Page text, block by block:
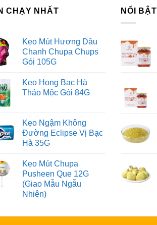
CHẠY NHẤT
Kẹo Mút Hương Dâu
Chanh Chupa Chups
Gói 105G
Kẹo Họng Bạc Hà
Thảo Mộc Gói 84G
Kẹo Ngậm Không
Đường Eclipse Vị Bạc
Hà 35G
Kẹo Mút Chupa
Pusheen Que 12G
(Giao Mẫu Ngẫu
Nhiên)
NỔI BẬT